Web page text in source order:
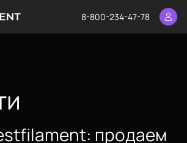
8-800-234-47-78
продаем